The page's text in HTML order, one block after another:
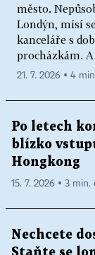
město.
Londýn, mísí
kanceláře s
procházkám.
21. 7. 2026 ▪ 4
Po letech
blízko
Hongkong
15. 7. 2026 ▪ 3 min.
Nechcete
Staňte se